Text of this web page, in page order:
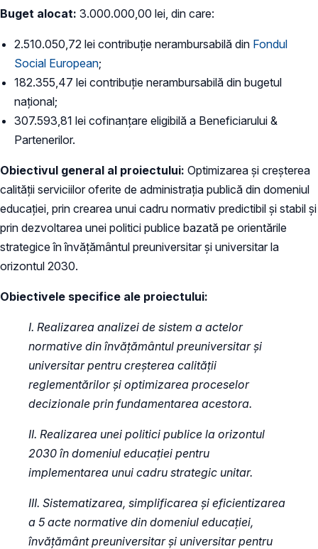
Buget alocat: 3.000.000,00 lei, din care:
2.510.050,72 lei contribuție nerambursabilă din Fondul
Social European;
182.355,47 lei contribuție nerambursabilă din bugetul
național;
307.593,81 lei cofinanțare eligibilă a Beneficiarului &
Partenerilor.
Obiectivul general al proiectului: Optimizarea și creșterea
calității serviciilor oferite de administrația publică din domeniul
educației, prin crearea unui cadru normativ predictibil și stabil și
prin dezvoltarea unei politici publice bazată pe orientările
strategice în învățământul preuniversitar și universitar la
orizontul 2030.
Obiectivele specifice ale proiectului:
I. Realizarea analizei de sistem a actelor
normative din învățământul preuniversitar și
universitar pentru creșterea calității
reglementărilor și optimizarea proceselor
decizionale prin fundamentarea acestora.
II. Realizarea unei politici publice la orizontul
2030 în domeniul educației pentru
implementarea unui cadru strategic unitar.
III. Sistematizarea, simplificarea și eficientizarea
a 5 acte normative din domeniul educației,
învățământ preuniversitar și universitar pentru